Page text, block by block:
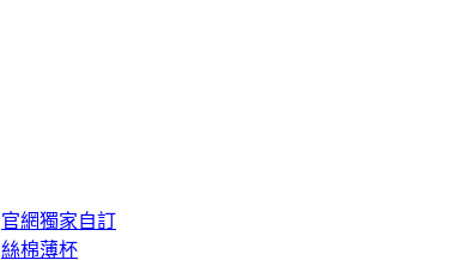
官網獨家自訂
絲棉薄杯